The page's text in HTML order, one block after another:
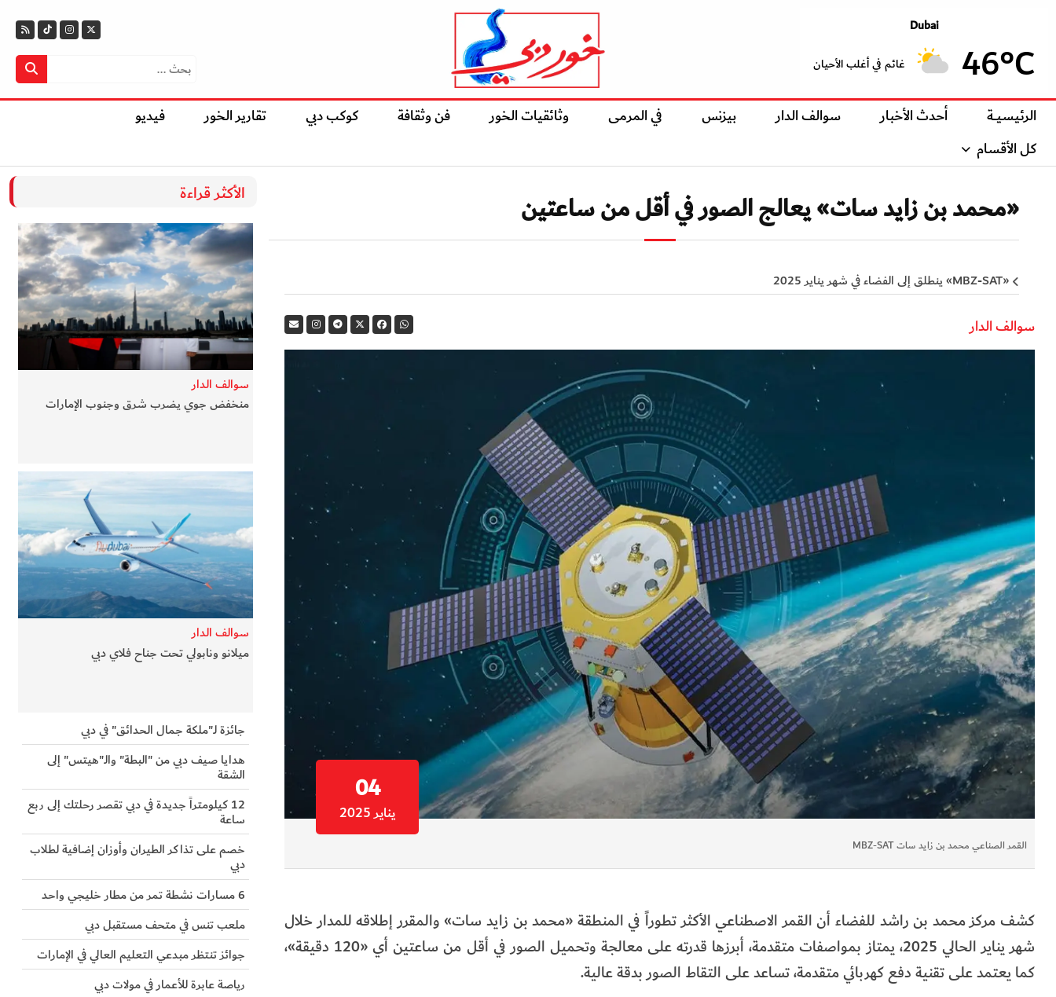
Dubai
46°C غائم في أغلب الأحيان
الرئيسيــة أحدث الأخبار سوالف الدار بيزنس في المرمى وثائقيات الخور فن وثقافة كوكب دبي تقارير الخور
فيديو
كل الأقسام
«محمد بن زايد سات» يعالج الصور في أقل من ساعتين
«MBZ-SAT» ينطلق إلى الفضاء في شهر يناير 2025
سوالف الدار
04
يناير 2025
القمر الصناعي محمد بن زايد سات MBZ-SAT
كشف مركز محمد بن راشد للفضاء أن القمر الاصطناعي الأكثر تطوراً في المنطقة «محمد بن زايد سات» والمقرر إطلاقه للمدار خلال
شهر يناير الحالي 2025، يمتاز بمواصفات متقدمة، أبرزها قدرته على معالجة وتحميل الصور في أقل من ساعتين أي «120 دقيقة»،
كما يعتمد على تقنية دفع كهربائي متقدمة، تساعد على التقاط الصور بدقة عالية.
الأكثر قراءة
سوالف الدار
منخفض جوي يضرب شرق وجنوب الإمارات
سوالف الدار
ميلانو ونابولي تحت جناح فلاي دبي
جائزة لـ"ملكة جمال الحدائق" في دبي
هدايا صيف دبي من "البطة" والـ"هيتس" إلى
الشقة
12 كيلومتراً جديدة في دبي تقصر رحلتك إلى ربع
ساعة
خصم على تذاكر الطيران وأوزان إضافية لطلاب
دبي
6 مسارات نشطة تمر من مطار خليجي واحد
ملعب تنس في متحف مستقبل دبي
جوائز تنتظر مبدعي التعليم العالي في الإمارات
رياصة عابرة للأعمار في مولات دبي